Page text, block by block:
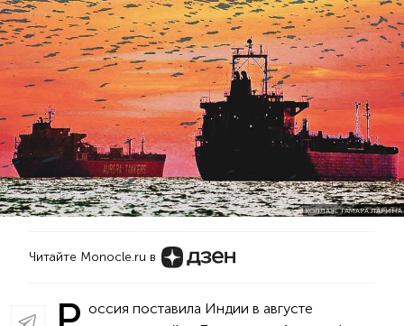
КОЛЛАЖ: ТАМАРА ЛАРИНА
Читайте Monocle.ru в
оссия поставила Индии в августе